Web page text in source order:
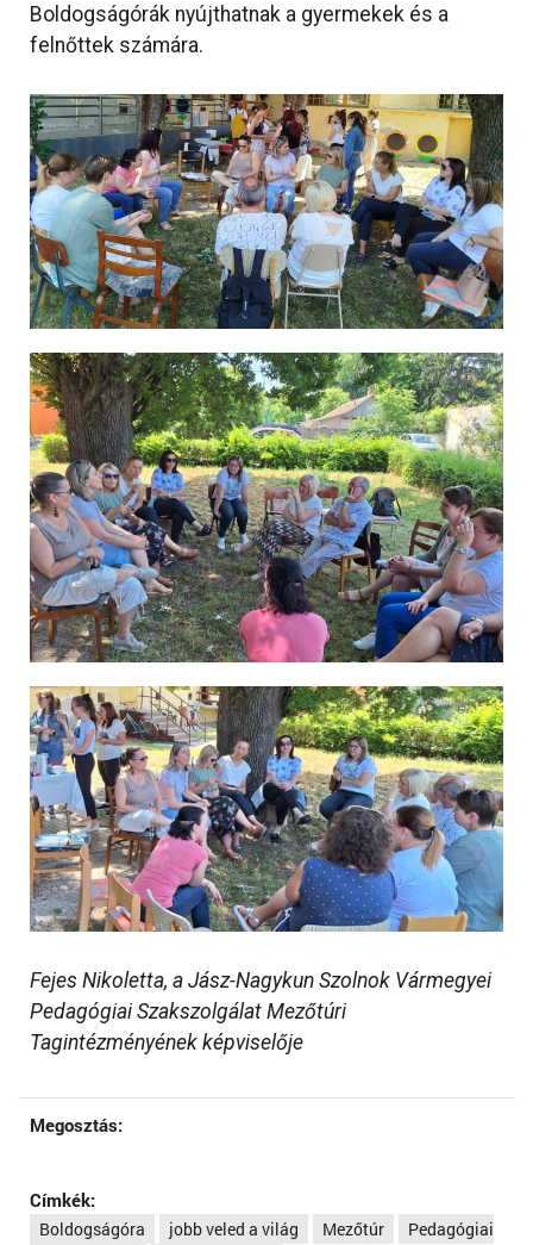
Boldogságórák nyújthatnak a gyermekek és a
felnőttek számára.
Fejes Nikoletta, a Jász-Nagykun Szolnok Vármegyei
Pedagógiai Szakszolgálat Mezőtúri
Tagintézményének képviselője
Megosztás:
Címkék:
Boldogságóra jobb veled a világ Mezőtúr
Pedagógiai